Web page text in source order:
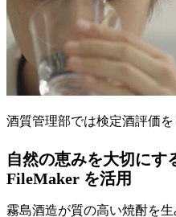
酒質管理部では検定酒評価を
自然の恵みを大切にす
FileMaker を活用
霧島酒造が質の高い焼酎を